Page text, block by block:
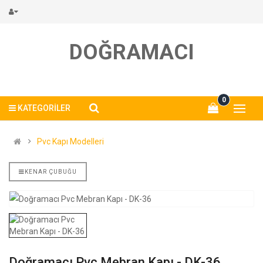
DOĞRAMACI
0
KATEGORILER
Pvc Kapı Modelleri
KENAR ÇUBUĞU